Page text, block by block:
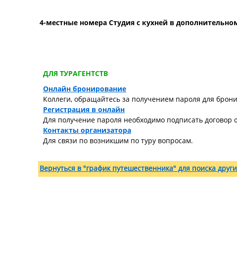
4-местные номера Студия с кухней в
ДЛЯ ТУРАГЕНТСТВ
Онлайн бронирование
Коллеги, обращайтесь за получением пароля для
Регистрация в онлайн
Для получение пароля необходимо подписать договор
Контакты организатора
Для связи по возникшим по туру вопросам.
Вернуться в "график путешественника" для поиска